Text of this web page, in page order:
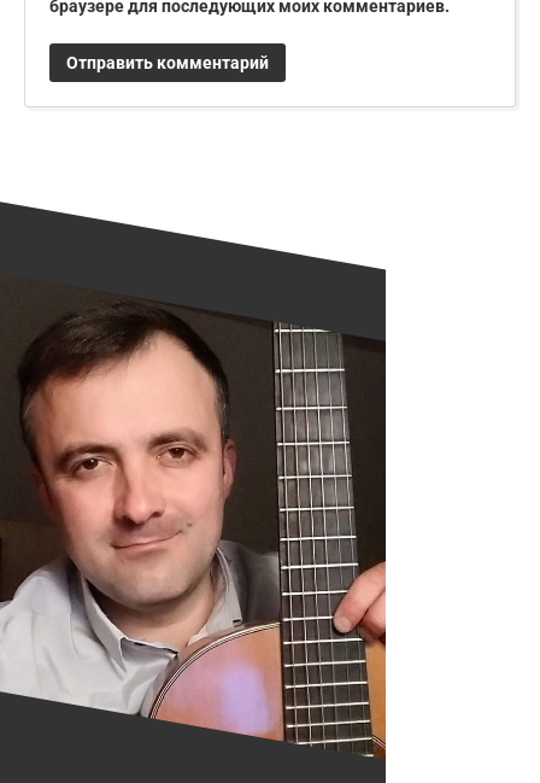
браузере для последующих моих комментариев.